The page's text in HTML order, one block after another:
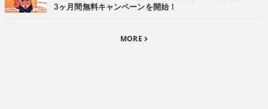
3ヶ月間無料キャンペーンを開始！
MORE